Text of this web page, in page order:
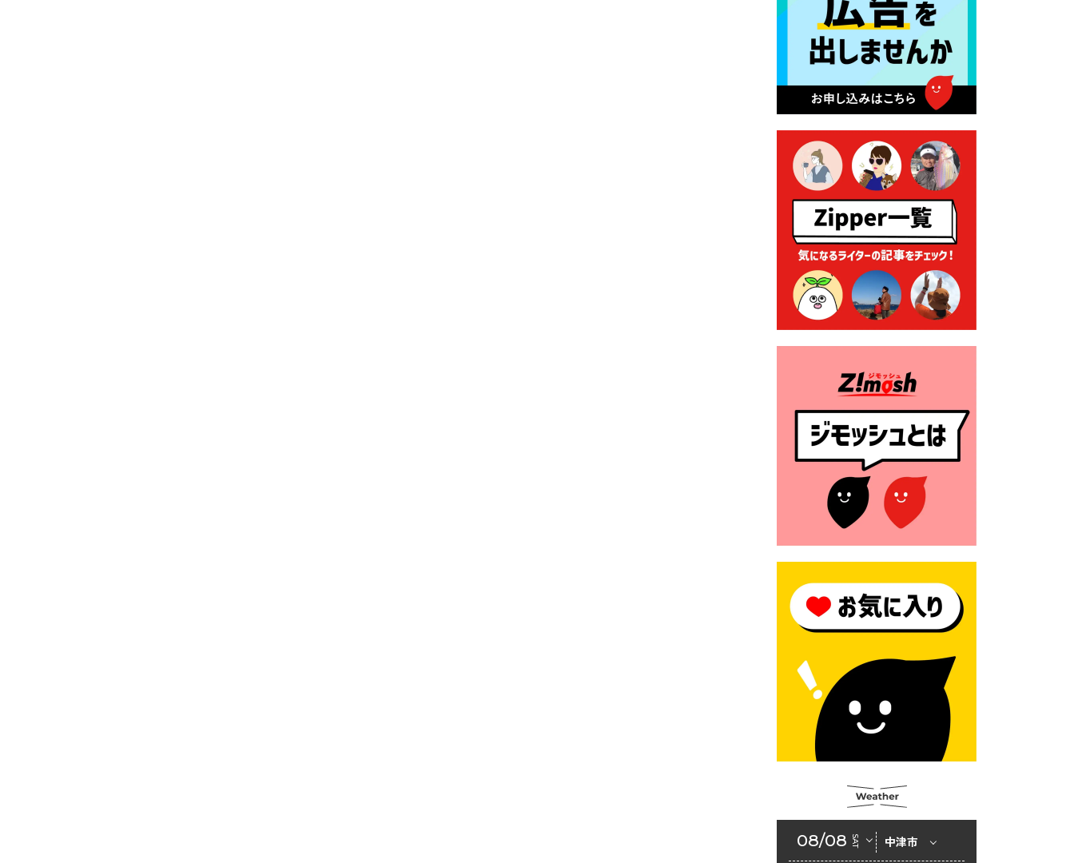
2026年7月10日 台湾伝統音楽
団体 「北埔八音団・楽善軒」
公演開催のお知らせ
ンディング型ふるさと納税の
実施について
2026年7月9日 農地法等に係
る各種申請に係る登記事項証
明書の添付省略について
2026年7月9日 廃食用油の回
収
2026年7月7日 「おゆずりコ
ーナー」について
2026年7月1日 豊前市民プール
一般開放
（令和８年４月１日施行）
格改定
2026年6月23日 公告一覧（市
内業者対象）を更新しまし
2026年6月23日 （一財）豊前
市佐野・則尾育英会奨学生募
2026年6月18日 セアカゴケグ
モにご注意ください！
ェルターの指定
2026年6月10日 令和８年経済
センサス-活動調査
2026年6月9日 令和８年第３
回定例会「一般質問一覧表」
2026年6月5日 新婚世帯の家
2026年6月2日 戸籍に氏名の
振り仮名が記載されます
08/08 SAT 中津市